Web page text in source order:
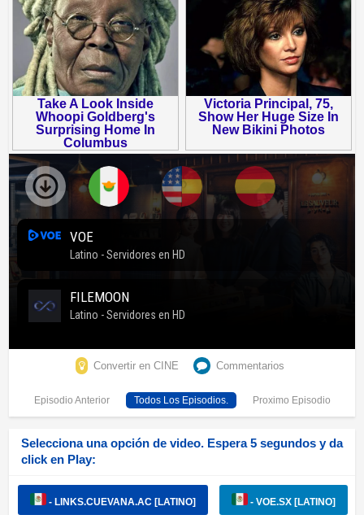
Convertir en CINE Commentarios
Episodio Anterior Todos Los Episodios. Proximo Episodio
Selecciona una opción de video. Espera 5 segundos y da
click en Play:
- LINKS.CUEVANA.AC [LATINO] - VOE.SX [LATINO]